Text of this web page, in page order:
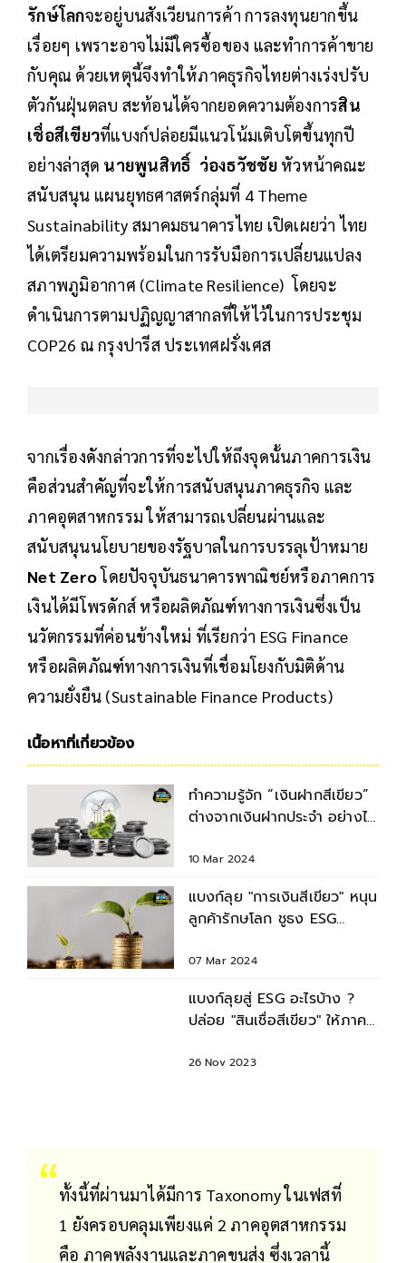
รักษ์โลกจะอยู่บนสังเวียนการค้า การลงทุนยากขึ้น
เรื่อยๆ เพราะอาจไม่มีใครซื้อของ และทำการค้าขาย
กับคุณ ด้วยเหตุนี้จึงทำให้ภาคธุรกิจไทยต่างเร่งปรับ
ตัวกันฝุ่นตลบ สะท้อนได้จากยอดความต้องการสิน
เชื่อสีเขียวที่แบงก์ปล่อยมีแนวโน้มเติบโตขึ้นทุกปี
อย่างล่าสุด นายพูนสิทธิ์ ว่องธวัชชัย หัวหน้าคณะ
สนับสนุน แผนยุทธศาสตร์กลุ่มที่ 4 Theme
Sustainability สมาคมธนาคารไทย เปิดเผยว่า ไทย
ได้เตรียมความพร้อมในการรับมือการเปลี่ยนแปลง
สภาพภูมิอากาศ (Climate Resilience) โดยจะ
ดำเนินการตามปฏิญญาสากลที่ให้ไว้ในการประชุม
COP26 ณ กรุงปารีส ประเทศฝรั่งเศส
จากเรื่องดังกล่าวการที่จะไปให้ถึงจุดนั้นภาคการเงิน
คือส่วนสำคัญที่จะให้การสนับสนุนภาคธุรกิจ และ
ภาคอุตสาหกรรม ให้สามารถเปลี่ยนผ่านและ
สนับสนุนนโยบายของรัฐบาลในการบรรลุเป้าหมาย
Net Zeroโดยปัจจุบันธนาคารพาณิชย์หรือภาคการ
เงินได้มีโพรดักส์ หรือผลิตภัณฑ์ทางการเงินซึ่งเป็น
นวัตกรรมที่ค่อนข้างใหม่ ที่เรียกว่า ESG Finance
หรือผลิตภัณฑ์ทางการเงินที่เชื่อมโยงกับมิติด้าน
ความยั่งยืน (Sustainable Finance Products)
เนื้อหาที่เกี่ยวข้อง
ทำความรู้จัก “เงินฝากสีเขียว”
ต่างจากเงินฝากประจำ อย่างไร
10 Mar 2024
แบงก์ลุย "การเงินสีเขียว" หนุน
ลูกค้ารักษโลก ชูธง ESG
07 Mar 2024
แบงก์ลุยสู่ ESG อะไรบ้าง ?
ปล่อย "สินเชื่อสีเขียว" ให้ภาค
26 Nov 2023
ทั้งนี้ที่ผ่านมาได้มีการ Taxonomy ในเฟสที่
1 ยังครอบคลุมเพียงแค่ 2 ภาคอุตสาหกรรม
คือ ภาคพลังงานและภาคขนส่ง ซึ่งเวลานี้